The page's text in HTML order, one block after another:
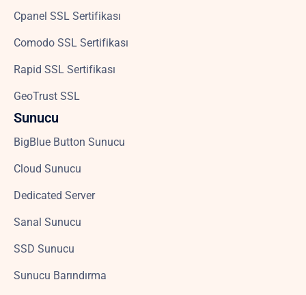
Cpanel SSL Sertifikası
Comodo SSL Sertifikası
Rapid SSL Sertifikası
GeoTrust SSL
Sunucu
BigBlue Button Sunucu
Cloud Sunucu
Dedicated Server
Sanal Sunucu
SSD Sunucu
Sunucu Barındırma